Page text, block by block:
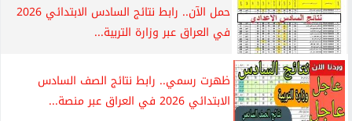
حمل الآن.. رابط نتائج السادس الابتدائي 2026
في العراق عبر وزارة التربية...
ظهرت رسمي.. رابط نتائج الصف السادس
الابتدائي 2026 في العراق عبر منصة...